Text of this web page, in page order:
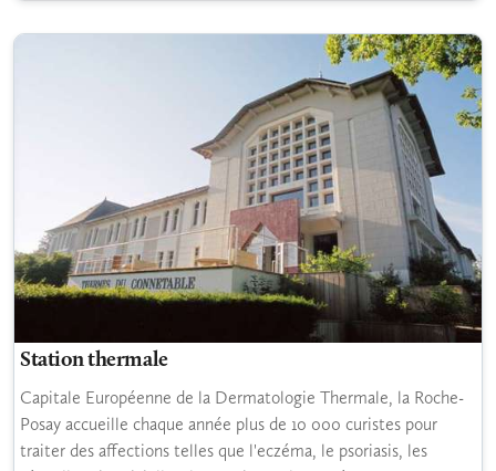
Station thermale
Capitale Européenne de la Dermatologie Thermale, la Roche-
Posay accueille chaque année plus de 10 000 curistes pour
traiter des affections telles que l'eczéma, le psoriasis, les